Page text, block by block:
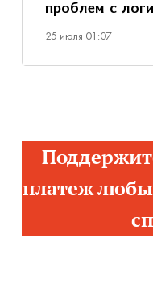
проблем с
25 июля 01:07
платеж